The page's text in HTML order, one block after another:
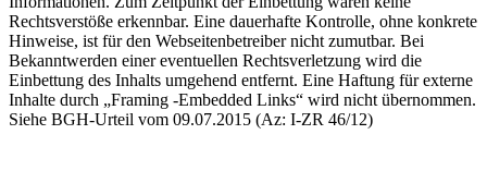
Rechtsverstöße erkennbar. Eine dauerhafte Kontrolle, ohne konkrete
Hinweise, ist für den Webseitenbetreiber nicht zumutbar. Bei
Bekanntwerden einer eventuellen Rechtsverletzung wird die
Einbettung des Inhalts umgehend entfernt. Eine Haftung für externe
Inhalte durch „Framing -Embedded Links“ wird nicht übernommen.
Siehe BGH-Urteil vom 09.07.2015 (Az: I-ZR 46/12)